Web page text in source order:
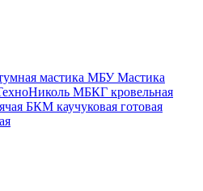
мастика МБУМастика
МБКГ кровельная
БКМ каучуковая готовая